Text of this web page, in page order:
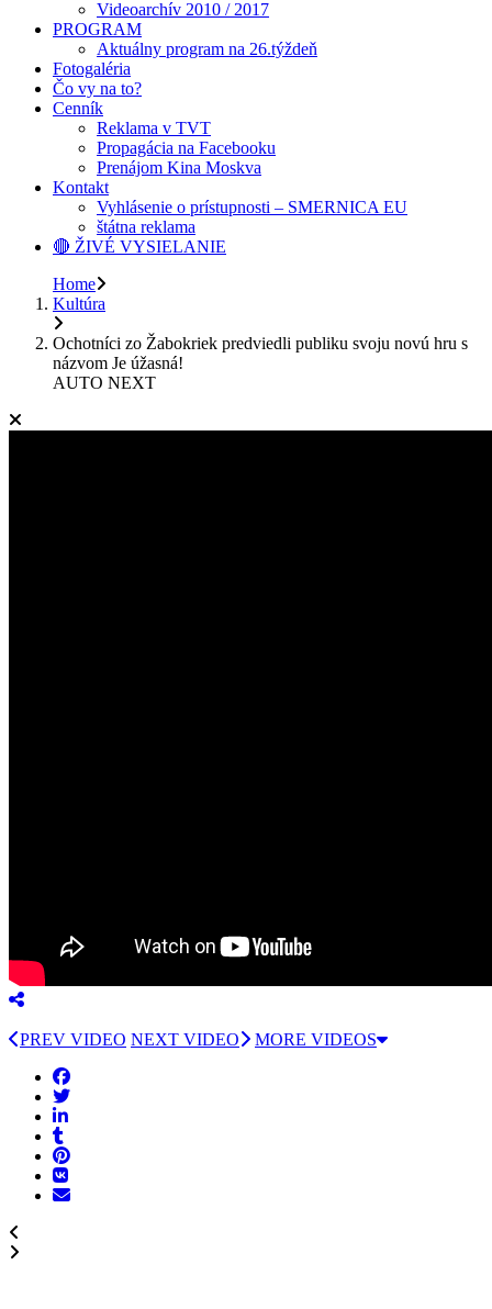
Videoarchív 2010 / 2017
PROGRAM
Aktuálny program na 26.týždeň
Fotogaléria
Čo vy na to?
Cenník
Reklama v TVT
Propagácia na Facebooku
Prenájom Kina Moskva
Kontakt
Vyhlásenie o prístupnosti – SMERNICA EU
štátna reklama
🔴 ŽIVÉ VYSIELANIE
Home
Kultúra
Ochotníci zo Žabokriek predviedli publiku svoju novú hru s
názvom Je úžasná!
AUTO NEXT
PREV VIDEO NEXT VIDEO MORE VIDEOS